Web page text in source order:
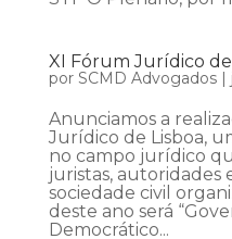
XI Fórum Jurídico de
por SCMD Advogados|
Anunciamos a
Jurídico de Lisboa,
no campo jurídico
juristas, autoridades
sociedade civil
deste ano será
Democrático...